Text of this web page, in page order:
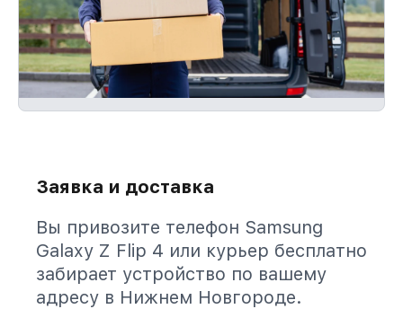
Заявка и доставка
Вы привозите телефон Samsung
Galaxy Z Flip 4 или курьер бесплатно
забирает устройство по вашему
адресу в Нижнем Новгороде.